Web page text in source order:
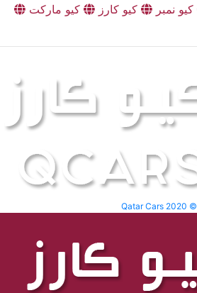
كيو نمبر كيو كارز
كيو ماركت
Qatar Cars 2020 ©